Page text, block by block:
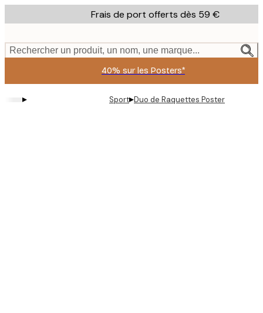
to
content.
Frais de port offerts dès 59 €
Rechercher un produit, un nom, une marque...
40% sur les Posters*
▸ Sport▸Duo de Raquettes Poster